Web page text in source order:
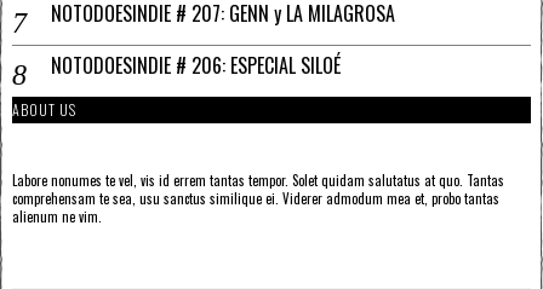
NOTODOESINDIE # 207: GENN y LA MILAGROSA
NOTODOESINDIE # 206: ESPECIAL SILOÉ
ABOUT US
Labore nonumes te vel, vis id errem tantas tempor. Solet quidam salutatus at quo. Tantas
comprehensam te sea, usu sanctus similique ei. Viderer admodum mea et, probo tantas
alienum ne vim.